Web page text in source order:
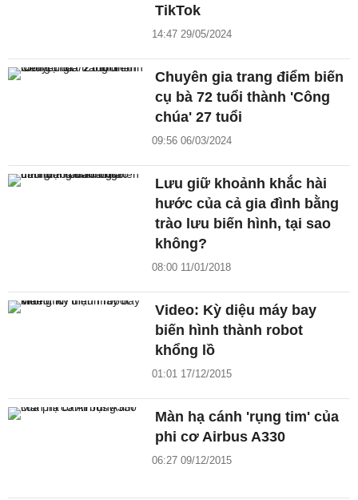
TikTok
14:47 29/05/2024
Chuyên gia trang điểm biến
cụ bà 72 tuổi thành 'Công
chúa' 27 tuổi
09:56 06/03/2024
Lưu giữ khoảnh khắc hài
hước của cả gia đình bằng
trào lưu biến hình, tại sao
không?
08:00 11/01/2018
Video: Kỳ diệu máy bay
biến hình thành robot
khổng lồ
01:01 17/12/2015
Màn hạ cánh 'rụng tim' của
phi cơ Airbus A330
06:27 09/12/2015